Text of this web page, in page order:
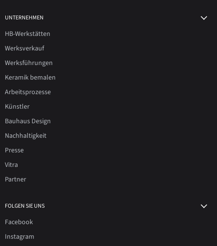
UNTERNEHMEN
HB-Werkstätten
Werksverkauf
Werksführungen
Keramik bemalen
Arbeitsprozesse
Künstler
Bauhaus Design
Nachhaltigkeit
Presse
Vitra
Partner
FOLGEN SIE UNS
Facebook
Instagram